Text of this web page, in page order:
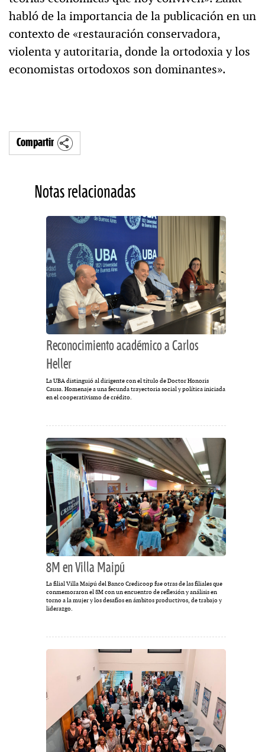
habló de la importancia de la publicación en un
contexto de «restauración conservadora,
violenta y autoritaria, donde la ortodoxia y los
economistas ortodoxos son dominantes».
Compartir
Notas relacionadas
Reconocimiento académico a Carlos
Heller
La UBA distinguió al dirigente con el título de Doctor Honoris
Causa. Homenaje a una fecunda trayectoria social y política iniciada
en el cooperativismo de crédito.
8M en Villa Maipú
La filial Villa Maipú del Banco Credicoop fue otras de las filiales que
conmemoraron el 8M con un encuentro de reflexión y análisis en
torno a la mujer y los desafíos en ámbitos productivos, de trabajo y
liderazgo.